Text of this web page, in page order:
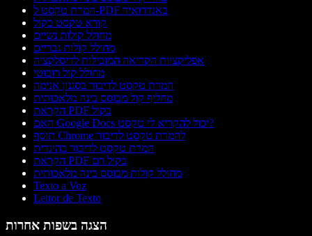
המרת טקסט ל-PDF באנדרואיד
קורא טקסט בקול
מחולל קולות נשיים
מחולל קולות גבריים
אפליקציות הקריאה המובילות לדיסלקציה
מחולל קול רובוטי
המרת טקסט לדיבור בסגנון אנימה
מחליף קול מבוסס בינה מלאכותית
הקראת PDF בקול
האם Google Docs יכול להקריא לי טקסט?
תוסף Chrome להמרת טקסט לדיבור
המרת טקסט לדיבור בהינדית
הקראת PDF בקול רם
מחולל קולות מבוסס בינה מלאכותית
Texto a Voz
Leitor de Texto
הצגה בשפות אחרות